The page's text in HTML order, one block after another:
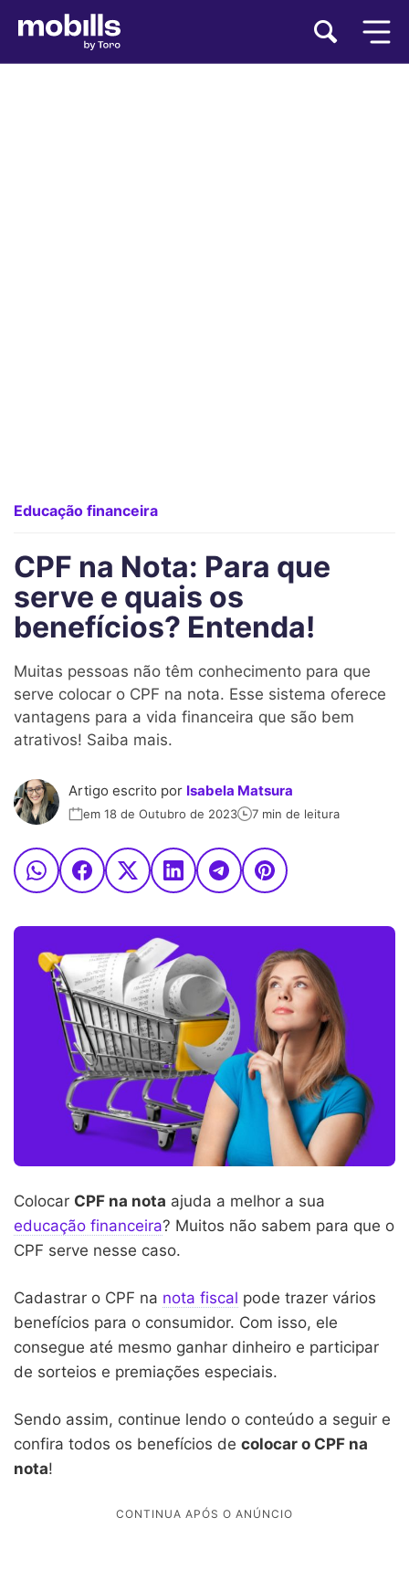
Educação financeira
CPF na Nota: Para que
serve e quais os
benefícios? Entenda!
Muitas pessoas não têm conhecimento para que
serve colocar o CPF na nota. Esse sistema oferece
vantagens para a vida financeira que são bem
atrativos! Saiba mais.
Artigo escrito por Isabela Matsura
em 18 de Outubro de 2023 7 min de leitura
Colocar CPF na nota ajuda a melhor a sua
educação financeira? Muitos não sabem para que o
CPF serve nesse caso.
Cadastrar o CPF na nota fiscal pode trazer vários
benefícios para o consumidor. Com isso, ele
consegue até mesmo ganhar dinheiro e participar
de sorteios e premiações especiais.
Sendo assim, continue lendo o conteúdo a seguir e
confira todos os benefícios de colocar o CPF na
nota!